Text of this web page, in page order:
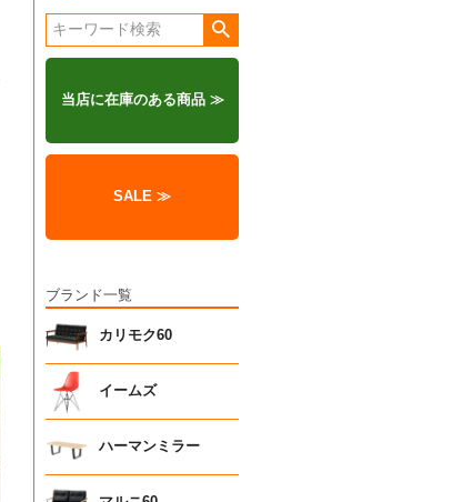
当店に在庫のある商品 ≫
SALE ≫
ブランド一覧
カリモク60
イームズ
ハーマンミラー